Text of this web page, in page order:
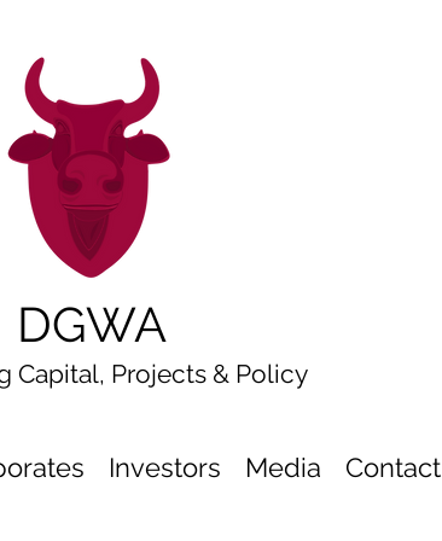
DGWA
Capital, Projects & Policy
Investors Media Contact